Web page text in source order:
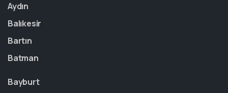
Aydın
Balıkesir
Bartın
Batman
Bayburt